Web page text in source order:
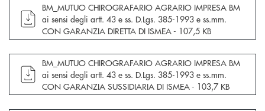
apre documento in una nuova finestra
BM_MUTUO CHIROGRAFARIO AGRARIO IMPRESA BM
ai sensi degli artt. 43 e ss. D.Lgs. 385-1993 e ss.mm.
CON GARANZIA DIRETTA DI ISMEA - 107,5 KB
apre documento in una nuova finestra
BM_MUTUO CHIROGRAFARIO AGRARIO IMPRESA BM
ai sensi degli artt. 43 e ss. D.Lgs. 385-1993 e ss.mm.
CON GARANZIA SUSSIDIARIA DI ISMEA - 103,7 KB